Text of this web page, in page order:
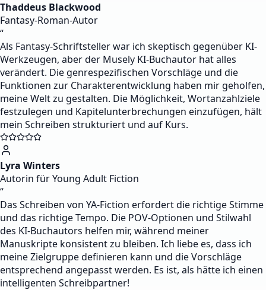
Thaddeus Blackwood
Fantasy-Roman-Autor
“
Als Fantasy-Schriftsteller war ich skeptisch gegenüber KI-
Werkzeugen, aber der Musely KI-Buchautor hat alles
verändert. Die genrespezifischen Vorschläge und die
Funktionen zur Charakterentwicklung haben mir geholfen,
meine Welt zu gestalten. Die Möglichkeit, Wortanzahlziele
festzulegen und Kapitelunterbrechungen einzufügen, hält
mein Schreiben strukturiert und auf Kurs.
Lyra Winters
Autorin für Young Adult Fiction
“
Das Schreiben von YA-Fiction erfordert die richtige Stimme
und das richtige Tempo. Die POV-Optionen und Stilwahl
des KI-Buchautors helfen mir, während meiner
Manuskripte konsistent zu bleiben. Ich liebe es, dass ich
meine Zielgruppe definieren kann und die Vorschläge
entsprechend angepasst werden. Es ist, als hätte ich einen
intelligenten Schreibpartner!